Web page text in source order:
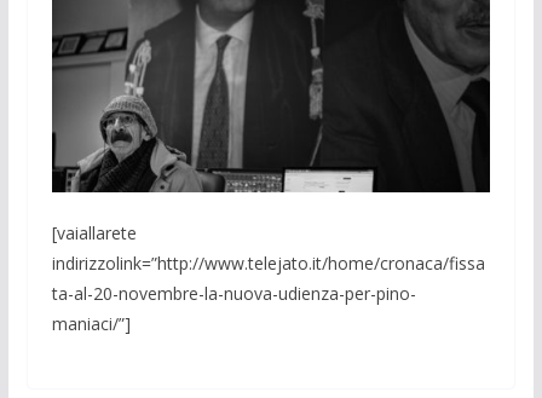
[vaiallarete
indirizzolink=”http://www.telejato.it/home/cronaca/fissa
ta-al-20-novembre-la-nuova-udienza-per-pino-
maniaci/”]